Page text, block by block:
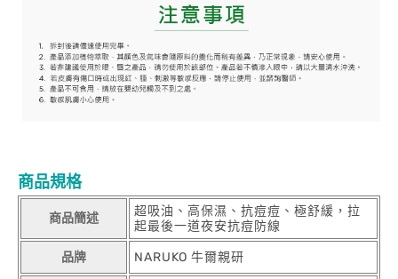
商品規格
商品簡述
超吸油、高保濕、抗痘痘、極舒緩，拉
起最後一道夜安抗痘防線
品牌 NARUKO 牛爾親研